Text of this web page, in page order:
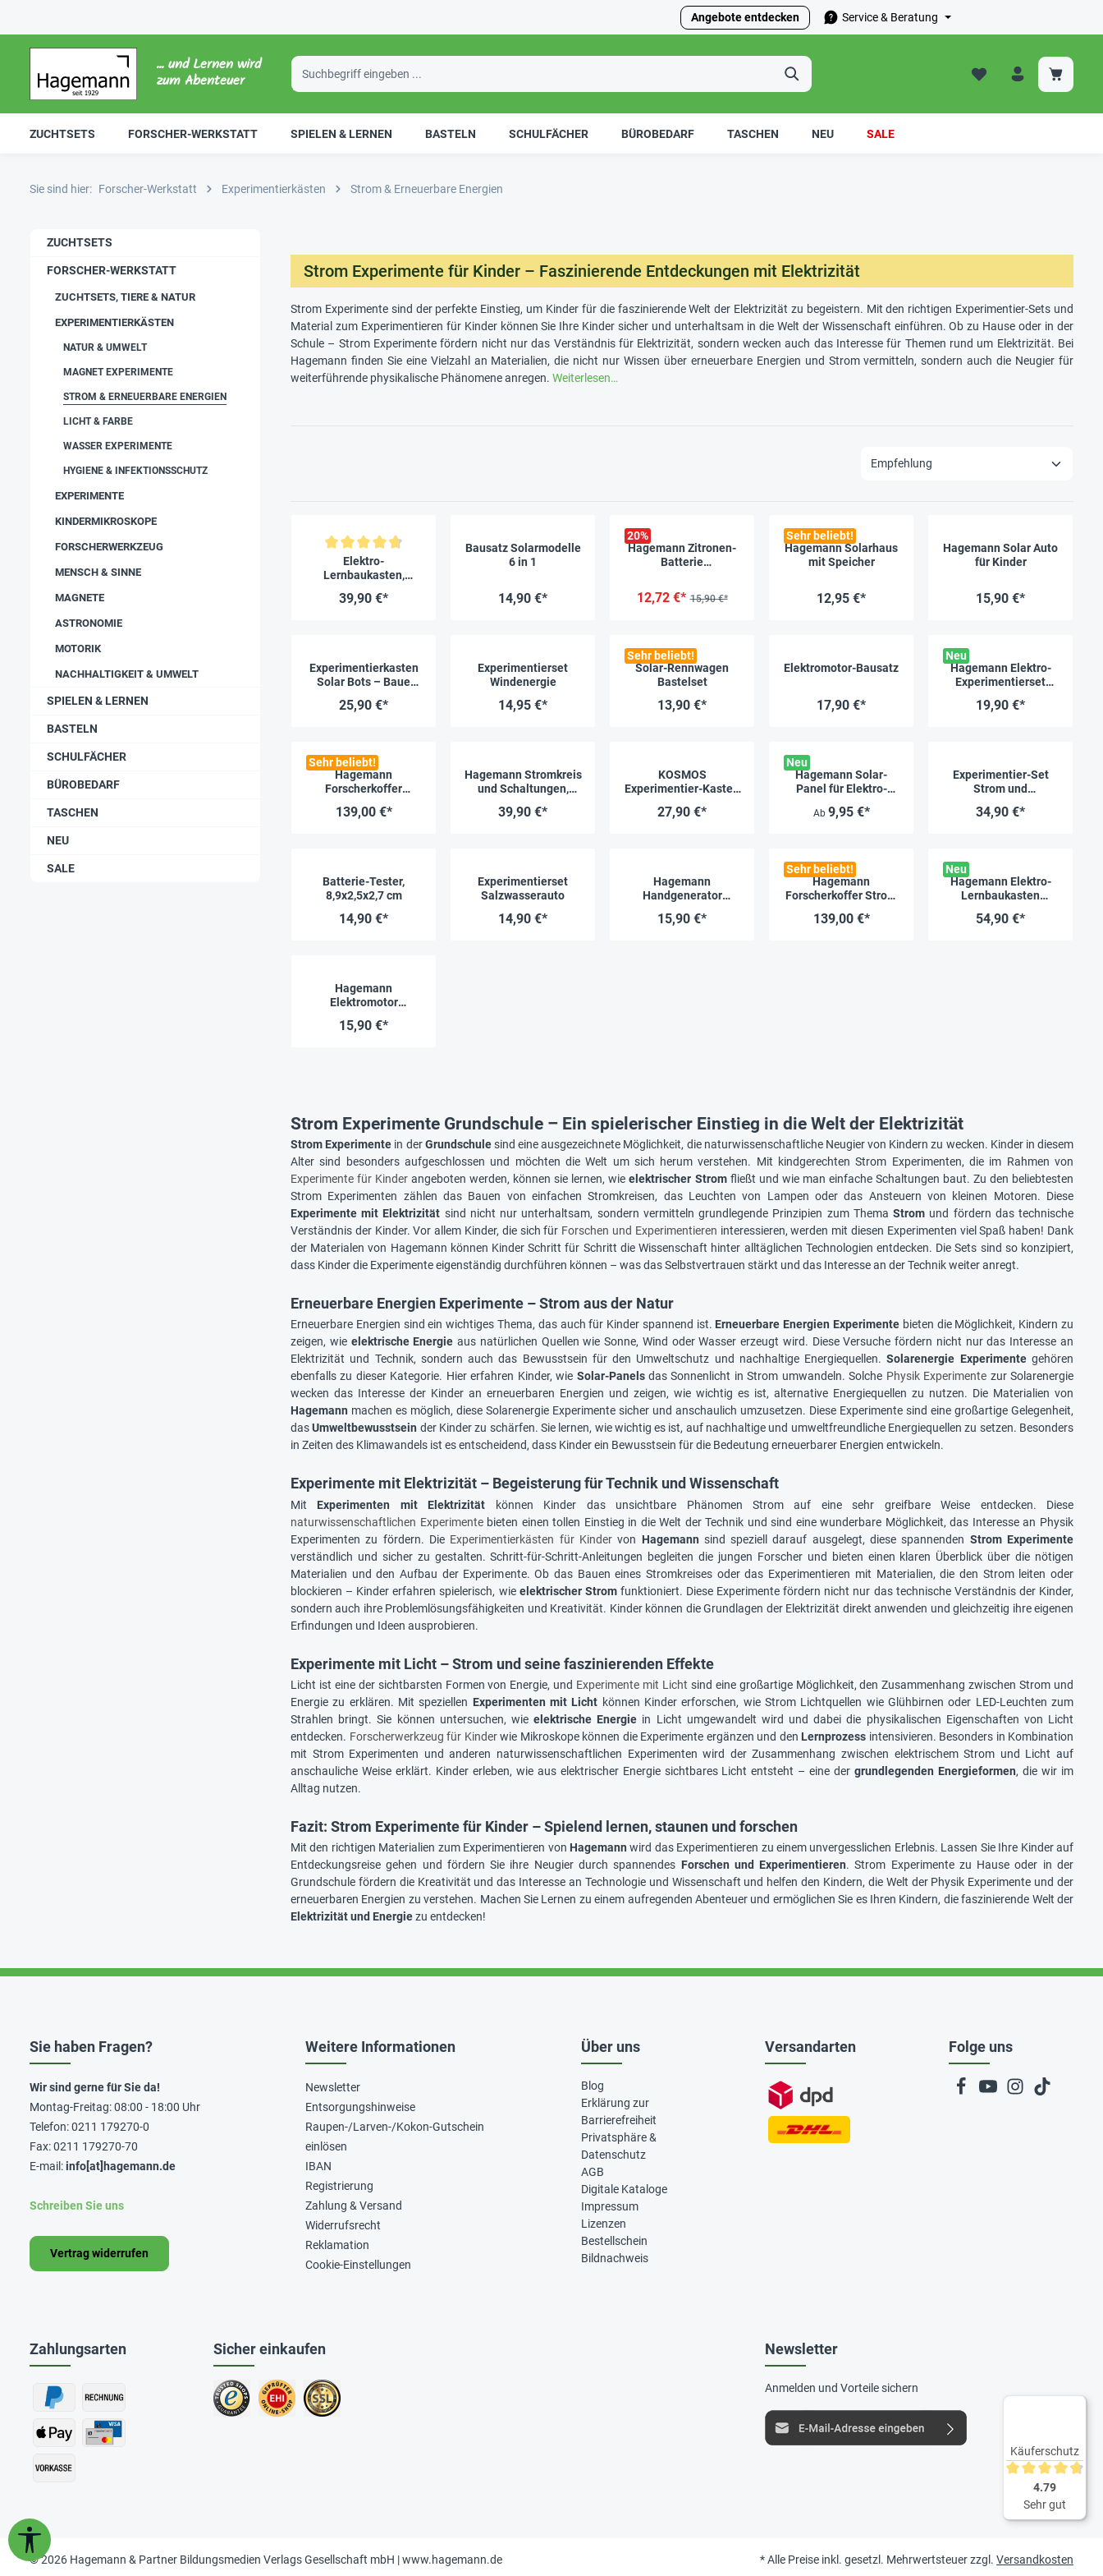
Angebote entdecken Service & Beratung
... und Lernen wird
zum Abenteuer
ZUCHTSETS FORSCHER-WERKSTATT SPIELEN & LERNEN BASTELN SCHULFÄCHER BÜROBEDARF TASCHEN NEU SALE
Sie sind hier: Forscher-Werkstatt Experimentierkästen Strom & Erneuerbare Energien
ZUCHTSETS
FORSCHER-WERKSTATT
ZUCHTSETS, TIERE & NATUR
EXPERIMENTIERKÄSTEN
NATUR & UMWELT
MAGNET EXPERIMENTE
STROM & ERNEUERBARE ENERGIEN
LICHT & FARBE
WASSER EXPERIMENTE
HYGIENE & INFEKTIONSSCHUTZ
EXPERIMENTE
KINDERMIKROSKOPE
FORSCHERWERKZEUG
MENSCH & SINNE
MAGNETE
ASTRONOMIE
MOTORIK
NACHHALTIGKEIT & UMWELT
SPIELEN & LERNEN
BASTELN
SCHULFÄCHER
BÜROBEDARF
TASCHEN
NEU
SALE
Strom Experimente für Kinder – Faszinierende Entdeckungen mit Elektrizität
Strom Experimente sind der perfekte Einstieg, um Kinder für die faszinierende Welt der Elektrizität zu begeistern. Mit den richtigen Experimentier-Sets und
Material zum Experimentieren für Kinder können Sie Ihre Kinder sicher und unterhaltsam in die Welt der Wissenschaft einführen. Ob zu Hause oder in der
Schule – Strom Experimente fördern nicht nur das Verständnis für Elektrizität, sondern wecken auch das Interesse für Themen rund um Elektrizität. Bei
Hagemann finden Sie eine Vielzahl an Materialien, die nicht nur Wissen über erneuerbare Energien und Strom vermitteln, sondern auch die Neugier für
weiterführende physikalische Phänomene anregen. Weiterlesen…
Durchschnittliche Bewertung von 4.8 von 5 Sternen
Elektro-
Lernbaukasten,
39,90 €*
Bausatz Solarmodelle
6 in 1
14,90 €*
20%
Hagemann Zitronen-
Batterie
Kinder
12,72 €* 15,90 €*
Sehr beliebt!
Hagemann Solarhaus
mit Speicher
12,95 €*
Hagemann Solar Auto
für Kinder
15,90 €*
Experimentierkasten
Solar Bots – Baue
Modelle
25,90 €*
Experimentierset
Windenergie
14,95 €*
Sehr beliebt!
Solar-Rennwagen
Bastelset
13,90 €*
Elektromotor-Bausatz
17,90 €*
Neu
Hagemann Elektro-
Experimentierset
Solarpumpe
19,90 €*
Sehr beliebt!
Hagemann
Forscherkoffer
139,00 €*
Hagemann Stromkreis
und Schaltungen,
39,90 €*
KOSMOS
Experimentier-Kasten
einfach", 59-tlg.
27,90 €*
Neu
Hagemann Solar-
Panel für Elektro-
Ab 9,95 €*
Experimentier-Set
Strom und
34,90 €*
Batterie-Tester,
8,9x2,5x2,7 cm
14,90 €*
Experimentierset
Salzwasserauto
14,90 €*
Hagemann
Handgenerator
Kinder
15,90 €*
Sehr beliebt!
Hagemann
Forscherkoffer Strom
139,00 €*
Neu
Hagemann Elektro-
Lernbaukasten
54,90 €*
Hagemann
Elektromotor
Kinder
15,90 €*
Strom Experimente Grundschule – Ein spielerischer Einstieg in die Welt der Elektrizität
Strom Experimente in derGrundschulesind eine ausgezeichnete Möglichkeit, die naturwissenschaftliche Neugier von Kindern zu wecken. Kinder in diesem
Alter sind besonders aufgeschlossen und möchten die Welt um sich herum verstehen. Mit kindgerechten Strom Experimenten, die im Rahmen von
Experimente für Kinderangeboten werden, können sie lernen, wieelektrischer Stromfließt und wie man einfache Schaltungen baut. Zu den beliebtesten
Strom Experimenten zählen das Bauen von einfachen Stromkreisen, das Leuchten von Lampen oder das Ansteuern von kleinen Motoren. Diese
Experimente mit Elektrizität sind nicht nur unterhaltsam, sondern vermitteln grundlegende Prinzipien zum ThemaStrom und fördern das technische
Verständnis der Kinder. Vor allem Kinder, die sich für Forschen und Experimentieren interessieren, werden mit diesen Experimenten viel Spaß haben! Dank
der Materialen von Hagemann können Kinder Schritt für Schritt die Wissenschaft hinter alltäglichen Technologien entdecken. Die Sets sind so konzipiert,
dass Kinder die Experimente eigenständig durchführen können – was das Selbstvertrauen stärkt und das Interesse an der Technik weiter anregt.
Erneuerbare Energien Experimente – Strom aus der Natur
Erneuerbare Energien sind ein wichtiges Thema, das auch für Kinder spannend ist. Erneuerbare Energien Experimente bieten die Möglichkeit, Kindern zu
zeigen, wie elektrische Energie aus natürlichen Quellen wie Sonne, Wind oder Wasser erzeugt wird. Diese Versuche fördern nicht nur das Interesse an
Elektrizität und Technik, sondern auch das Bewusstsein für den Umweltschutz und nachhaltige Energiequellen.Solarenergie Experimentegehören
ebenfalls zu dieser Kategorie. Hier erfahren Kinder, wie Solar-Panelsdas Sonnenlicht in Strom umwandeln. Solche Physik Experimente zur Solarenergie
wecken das Interesse der Kinder an erneuerbaren Energien und zeigen, wie wichtig es ist, alternative Energiequellen zu nutzen. Die Materialien von
Hagemann machen es möglich, diese Solarenergie Experimente sicher und anschaulich umzusetzen. Diese Experimente sind eine großartige Gelegenheit,
dasUmweltbewusstsein der Kinder zu schärfen. Sie lernen, wie wichtig es ist, auf nachhaltige und umweltfreundliche Energiequellen zu setzen. Besonders
in Zeiten des Klimawandels ist es entscheidend, dass Kinder ein Bewusstsein für die Bedeutung erneuerbarer Energien entwickeln.
Experimente mit Elektrizität – Begeisterung für Technik und Wissenschaft
Mit Experimenten mit Elektrizität können Kinder das unsichtbare Phänomen Strom auf eine sehr greifbare Weise entdecken. Diese
naturwissenschaftlichen Experimente bieten einen tollen Einstieg in die Welt der Technik und sind eine wunderbare Möglichkeit, das Interesse an Physik
Experimenten zu fördern. Die Experimentierkästen für Kindervon Hagemann sind speziell darauf ausgelegt, diese spannenden Strom Experimente
verständlich und sicher zu gestalten. Schritt-für-Schritt-Anleitungen begleiten die jungen Forscher und bieten einen klaren Überblick über die nötigen
Materialien und den Aufbau der Experimente. Ob das Bauen eines Stromkreises oder das Experimentieren mit Materialien, die den Strom leiten oder
blockieren – Kinder erfahren spielerisch, wie elektrischer Stromfunktioniert. Diese Experimente fördern nicht nur das technische Verständnis der Kinder,
sondern auch ihre Problemlösungsfähigkeiten und Kreativität. Kinder können die Grundlagen der Elektrizität direkt anwenden und gleichzeitig ihre eigenen
Erfindungen und Ideen ausprobieren.
Experimente mit Licht – Strom und seine faszinierenden Effekte
Licht ist eine der sichtbarsten Formen von Energie, und Experimente mit Licht sind eine großartige Möglichkeit, den Zusammenhang zwischen Strom und
Energie zu erklären. Mit speziellen Experimenten mit Licht können Kinder erforschen, wie Strom Lichtquellen wie Glühbirnen oder LED-Leuchten zum
Strahlen bringt. Sie können untersuchen, wie elektrische Energie in Licht umgewandelt wird und dabei die physikalischen Eigenschaften von Licht
entdecken. Forscherwerkzeug für Kinderwie Mikroskope können die Experimente ergänzen und den Lernprozess intensivieren. Besonders in Kombination
mit Strom Experimenten und anderen naturwissenschaftlichen Experimenten wird der Zusammenhang zwischen elektrischem Strom und Licht auf
anschauliche Weise erklärt. Kinder erleben, wie aus elektrischer Energie sichtbares Licht entsteht – eine dergrundlegenden Energieformen, die wir im
Alltag nutzen.
Fazit: Strom Experimente für Kinder – Spielend lernen, staunen und forschen
Mit den richtigen Materialien zum Experimentieren von Hagemann wird das Experimentieren zu einem unvergesslichen Erlebnis. Lassen Sie Ihre Kinder auf
Entdeckungsreise gehen und fördern Sie ihre Neugier durch spannendes Forschen und Experimentieren. Strom Experimente zu Hause oder in der
Grundschule fördern die Kreativität und das Interesse an Technologie und Wissenschaft und helfen den Kindern, die Welt der Physik Experimente und der
erneuerbaren Energien zu verstehen. Machen Sie Lernen zu einem aufregenden Abenteuer und ermöglichen Sie es Ihren Kindern, die faszinierende Welt der
Elektrizität und Energiezu entdecken!
Folge uns
Sicher einkaufen
Über uns
Blog
Erklärung zur
Barrierefreiheit
Privatsphäre &
Datenschutz
AGB
Digitale Kataloge
Impressum
Lizenzen
Bestellschein
Bildnachweis
Newsletter
Anmelden und Vorteile sichern
Sie haben Fragen?
Wir sind gerne für Sie da!
Montag-Freitag: 08:00 - 18:00 Uhr
Telefon: 0211 179270-0
Fax: 0211 179270-70
E-mail:info[at]hagemann.de
Schreiben Sie uns
Vertrag widerrufen
Weitere Informationen
Newsletter
Entsorgungshinweise
Raupen-/Larven-/Kokon-Gutschein
einlösen
IBAN
Registrierung
Zahlung & Versand
Widerrufsrecht
Reklamation
Cookie-Einstellungen
Zahlungsarten
Versandarten
© 2026 Hagemann & Partner Bildungsmedien Verlags Gesellschaft mbH |www.hagemann.de * Alle Preise inkl. gesetzl. Mehrwertsteuer zzgl. Versandkosten
Werkzeugleiste anzeigen
Käuferschutz
Durchschnittliche
4.79
Sehr gut